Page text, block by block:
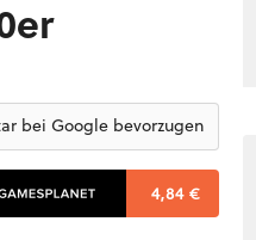
bei Google bevorzugen
4,84 €